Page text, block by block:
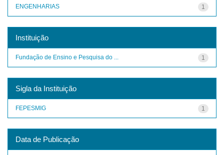
1
ENGENHARIAS
Instituição
1
Fundação de Ensino e Pesquisa do ...
Sigla da Instituição
1
FEPESMIG
Data de Publicação